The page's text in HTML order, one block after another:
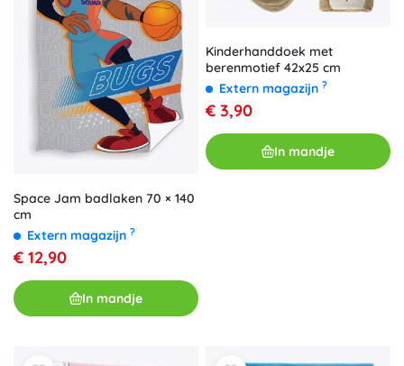
Space Jam badlaken 70 × 140
cm
Extern magazijn ?
€ 12,90
In mandje
Kinderhanddoek met
berenmotief 42x25 cm
Extern magazijn ?
€ 3,90
In mandje